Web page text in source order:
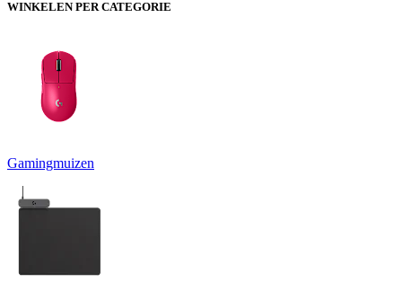
WINKELEN PER CATEGORIE
Gamingmuizen